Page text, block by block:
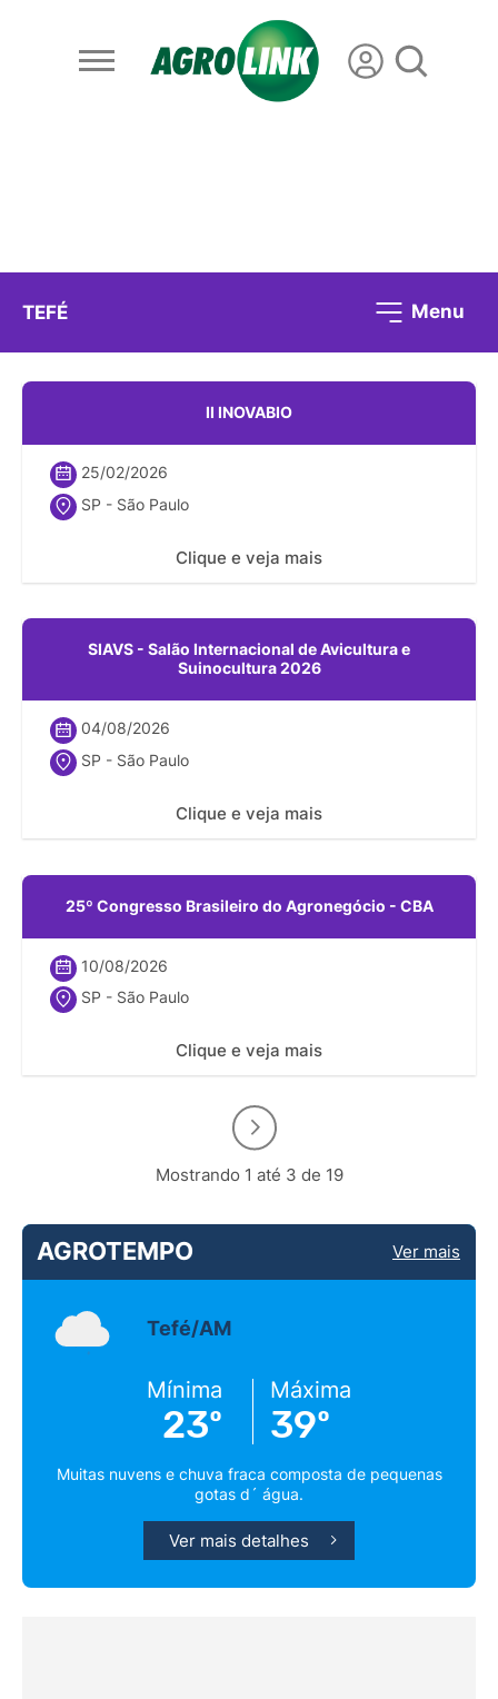
TEFÉ Menu
II INOVABIO
25/02/2026
SP - São Paulo
Clique e veja mais
SIAVS - Salão Internacional de Avicultura e
Suinocultura 2026
04/08/2026
SP - São Paulo
Clique e veja mais
25º Congresso Brasileiro do Agronegócio - CBA
10/08/2026
SP - São Paulo
Clique e veja mais
Mostrando 1 até 3 de 19
AGROTEMPO Ver mais
Tefé/AM
Mínima
23º
Máxima
39º
Muitas nuvens e chuva fraca composta de pequenas
gotas d´ água.
Ver mais detalhes